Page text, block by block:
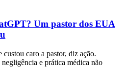
Um pastor dos EUA
caro a pastor, diz ação.
e prática médica não